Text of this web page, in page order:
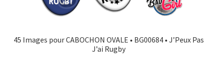
45 Images pour CABOCHON OVALE • BG00684 • J’Peux Pas
J’ai Rugby